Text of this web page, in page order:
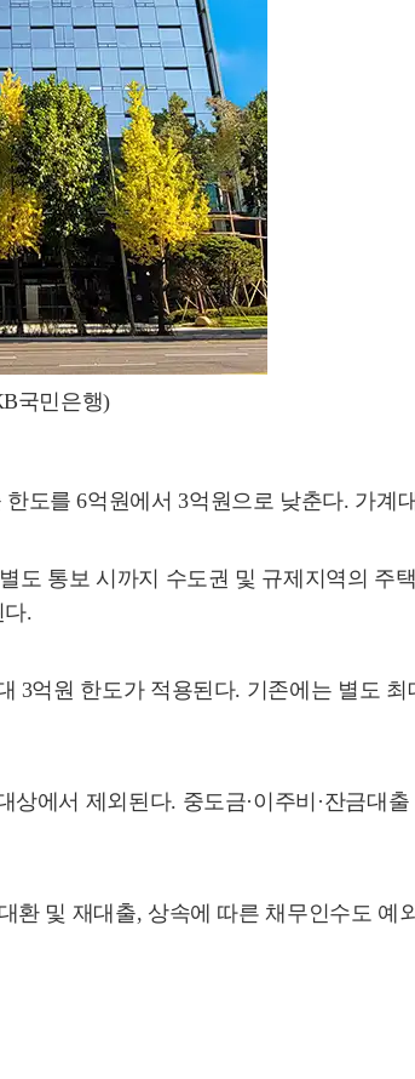
국민은행)
도를 6억원에서 3억원으로 낮춘다. 가
도 통보 시까지 수도권 및 규제지역의
다.
3억원 한도가 적용된다. 기존에는 별도
상에서 제외된다. 중도금·이주비·잔금대
환 및 재대출, 상속에 따른 채무인수도